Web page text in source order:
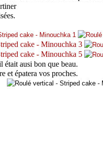
ausi bon que beau.
et épatera vos proches.